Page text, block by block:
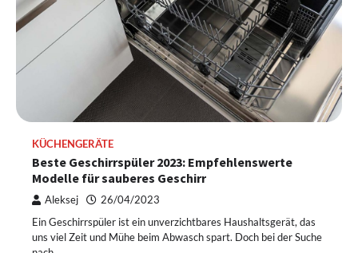
KÜCHENGERÄTE
Beste Geschirrspüler 2023: Empfehlenswerte
Modelle für sauberes Geschirr
Aleksej 26/04/2023
Ein Geschirrspüler ist ein unverzichtbares Haushaltsgerät, das
uns viel Zeit und Mühe beim Abwasch spart. Doch bei der Suche